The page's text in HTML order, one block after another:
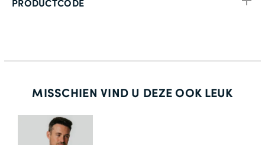
MISSCHIEN VIND U DEZE OOK LEUK